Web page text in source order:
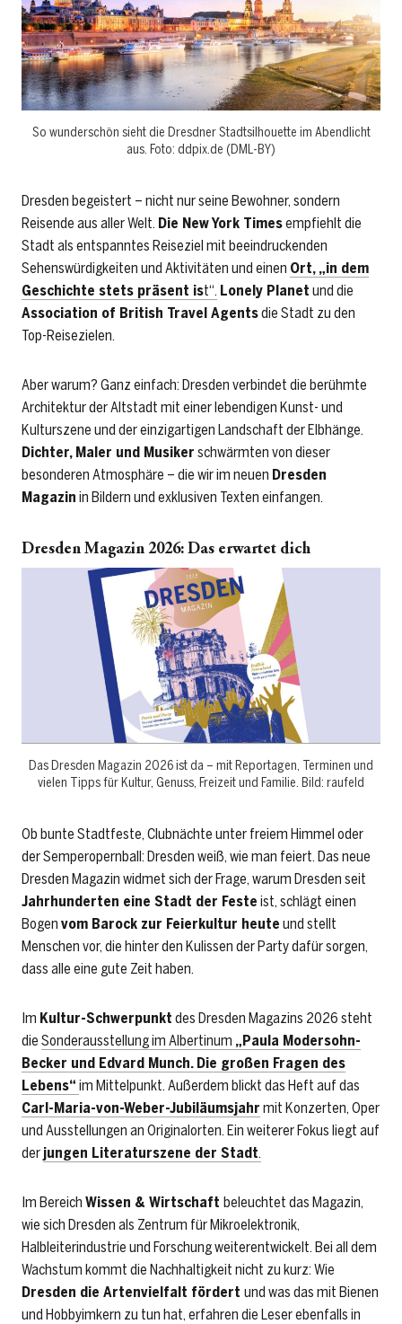
So wunderschön sieht die Dresdner Stadtsilhouette im Abendlicht
aus. Foto: ddpix.de (DML-BY)
Dresden begeistert – nicht nur seine Bewohner, sondern
Reisende aus aller Welt. Die New York Timesempfiehlt die
Stadt als entspanntes Reiseziel mit beeindruckenden
Sehenswürdigkeiten und Aktivitäten und einen Ort, „in dem
Geschichte stets präsent ist“. Lonely Planet und die
Association of British Travel Agentsdie Stadt zu den
Top-Reisezielen.
Aber warum? Ganz einfach: Dresden verbindet die berühmte
Architektur der Altstadt mit einer lebendigen Kunst- und
Kulturszene und der einzigartigen Landschaft der Elbhänge.
Dichter, Maler und Musiker schwärmten von dieser
besonderen Atmosphäre – die wir im neuen Dresden
Magazin in Bildern und exklusiven Texten einfangen.
Dresden Magazin 2026: Das erwartet dich
Das Dresden Magazin 2026 ist da – mit Reportagen, Terminen und
vielen Tipps für Kultur, Genuss, Freizeit und Familie. Bild: raufeld
Ob bunte Stadtfeste, Clubnächte unter freiem Himmel oder
der Semperopernball: Dresden weiß, wie man feiert. Das neue
Dresden Magazin widmet sich der Frage, warum Dresden seit
Jahrhunderten eine Stadt der Feste ist, schlägt einen
Bogen vom Barock zur Feierkultur heute und stellt
Menschen vor, die hinter den Kulissen der Party dafür sorgen,
dass alle eine gute Zeit haben.
Im Kultur-Schwerpunkt des Dresden Magazins 2026 steht
die Sonderausstellung im Albertinum „Paula Modersohn-
Becker und Edvard Munch. Die großen Fragen des
Lebens“ im Mittelpunkt. Außerdem blickt das Heft auf das
Carl-Maria-von-Weber-Jubiläumsjahr mit Konzerten, Oper
und Ausstellungen an Originalorten. Ein weiterer Fokus liegt auf
der jungen Literaturszene der Stadt.
Im Bereich Wissen & Wirtschaft beleuchtet das Magazin,
wie sich Dresden als Zentrum für Mikroelektronik,
Halbleiterindustrie und Forschung weiterentwickelt. Bei all dem
Wachstum kommt die Nachhaltigkeit nicht zu kurz: Wie ­
Dresden die Artenvielfalt fördert und was das mit Bienen
und Hobby­imkern zu tun hat, erfahren die Leser ebenfalls in